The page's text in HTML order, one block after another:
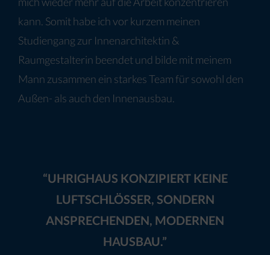
kann. Somit habe ich vor kurzem meinen
Studiengang zur Innenarchitektin &
Raumgestalterin beendet und bilde mit meinem
Mann zusammen ein starkes Team für sowohl den
Außen- als auch den Innenausbau.
“UHRIGHAUS KONZIPIERT KEINE
LUFTSCHLÖSSER, SONDERN
ANSPRECHENDEN, MODERNEN
HAUSBAU.”